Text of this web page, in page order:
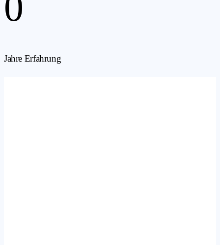
Jahre Erfahrung